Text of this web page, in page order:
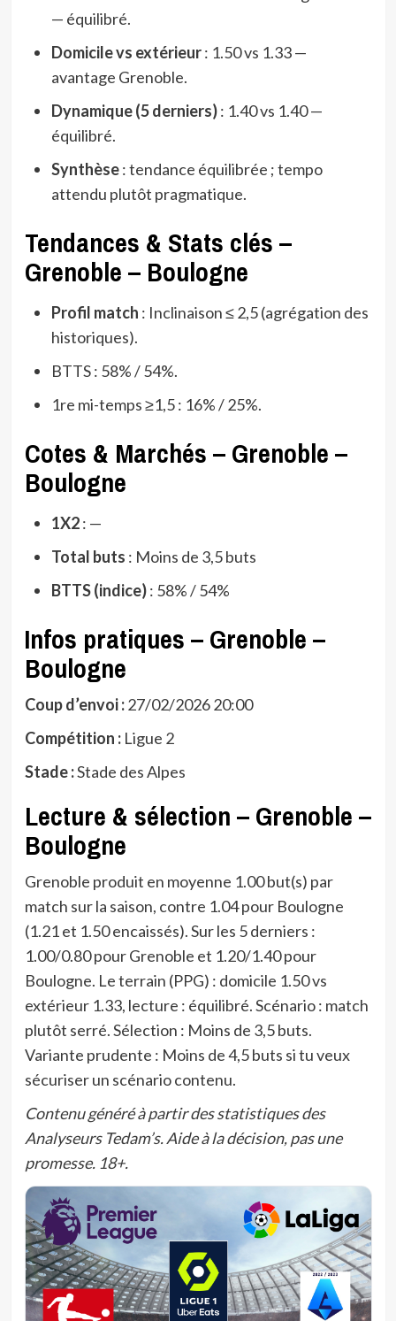
— équilibré.
Domicile vs extérieur: 1.50 vs 1.33 —
avantage Grenoble.
Dynamique (5 derniers): 1.40 vs 1.40 —
équilibré.
Synthèse: tendance équilibrée ; tempo
attendu plutôt pragmatique.
Tendances & Stats clés –
Grenoble – Boulogne
Profil match : Inclinaison ≤ 2,5 (agrégation des
historiques).
BTTS : 58% / 54%.
1re mi-temps ≥1,5 : 16% / 25%.
Cotes & Marchés – Grenoble –
Boulogne
1X2: —
Total buts : Moins de 3,5 buts
BTTS (indice): 58% / 54%
Infos pratiques – Grenoble –
Boulogne
Coup d’envoi :27/02/2026 20:00
Compétition :Ligue 2
Stade :Stade des Alpes
Lecture & sélection – Grenoble –
Boulogne
Grenoble produit en moyenne 1.00 but(s) par
match sur la saison, contre 1.04 pour Boulogne
(1.21 et 1.50 encaissés). Sur les 5 derniers :
1.00/0.80 pour Grenoble et 1.20/1.40 pour
Boulogne. Le terrain (PPG) : domicile 1.50 vs
extérieur 1.33, lecture : équilibré. Scénario : match
plutôt serré. Sélection : Moins de 3,5 buts.
Variante prudente : Moins de 4,5 buts si tu veux
sécuriser un scénario contenu.
Contenu généré à partir des statistiques des
Analyseurs Tedam’s. Aide à la décision, pas une
promesse. 18+.